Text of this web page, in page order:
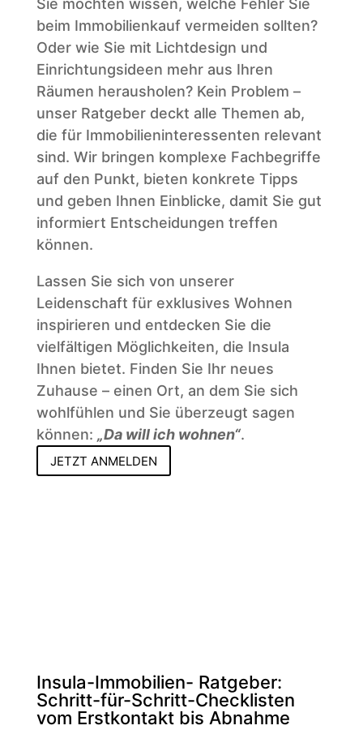
Sie möchten wissen, welche Fehler Sie
beim Immobilienkauf vermeiden sollten?
Oder wie Sie mit Lichtdesign und
Einrichtungsideen mehr aus Ihren
Räumen herausholen? Kein Problem –
unser Ratgeber deckt alle Themen ab,
die für Immobilieninteressenten relevant
sind. Wir bringen komplexe Fachbegriffe
auf den Punkt, bieten konkrete Tipps
und geben Ihnen Einblicke, damit Sie gut
informiert Entscheidungen treffen
können.
Lassen Sie sich von unserer
Leidenschaft für exklusives Wohnen
inspirieren und entdecken Sie die
vielfältigen Möglichkeiten, die Insula
Ihnen bietet. Finden Sie Ihr neues
Zuhause – einen Ort, an dem Sie sich
wohlfühlen und Sie überzeugt sagen
können: „Da will ich wohnen“.
JETZT ANMELDEN
Insula-Immobilien- Ratgeber:
Schritt-für-Schritt-Checklisten
vom Erstkontakt bis Abnahme